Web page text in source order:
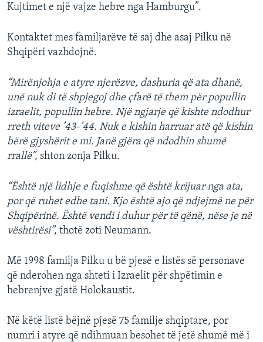
Kujtimet e një vajze hebre nga Hamburgu”.
Kontaktet mes familjarëve të saj dhe asaj Pilku në
Shqipëri vazhdojnë.
“Mirënjohja e atyre njerëzve, dashuria që ata dhanë,
unë nuk di të shpjegoj dhe çfarë të them për popullin
izraelit, popullin hebre. Një ngjarje që kishte ndodhur
rreth viteve ’43-’44. Nuk e kishin harruar atë që kishin
bërë gjyshërit e mi. Janë gjëra që ndodhin shumë
rrallë”, shton zonja Pilku.
“Është një lidhje e fuqishme që është krijuar nga ata,
por që ruhet edhe tani. Kjo është ajo që ndjejmë ne për
Shqipërinë. Është vendi i duhur për të qënë, nëse je në
vështirësi”, thotë zoti Neumann.
Më 1998 familja Pilku u bë pjesë e listës së personave
që nderohen nga shteti i Izraelit për shpëtimin e
hebrenjve gjatë Holokaustit.
Në këtë listë bëjnë pjesë 75 familje shqiptare, por
numri i atyre që ndihmuan besohet të jetë shumë më i